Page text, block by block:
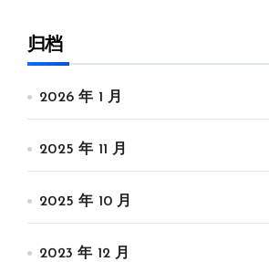
归档
2026 年 1 月
2025 年 11 月
2025 年 10 月
2023 年 12 月